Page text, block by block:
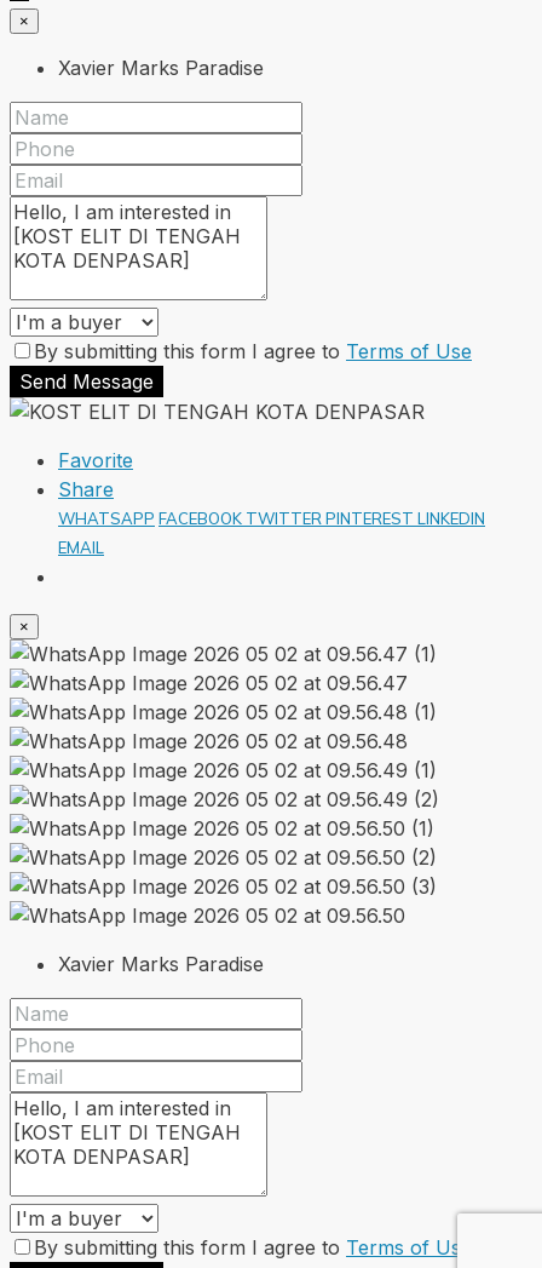
×
Xavier Marks Paradise
By submitting this form I agree to Terms of Use
Send Message
Favorite
Share
WHATSAPP FACEBOOK TWITTER PINTEREST LINKEDIN
EMAIL
×
Xavier Marks Paradise
By submitting this form I agree to Terms of Use